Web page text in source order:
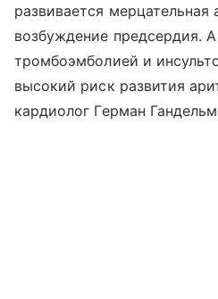
развивается
возбуждение предсердия. А
тромбоэмболией и
высокий риск развития
кардиолог Герман